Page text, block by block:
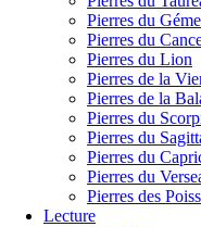
Pierres du
Pierres du
Pierres du Lion
Pierres de la
Pierres de la
Pierres du
Pierres du
Pierres du
Pierres du
Pierres des
Lecture